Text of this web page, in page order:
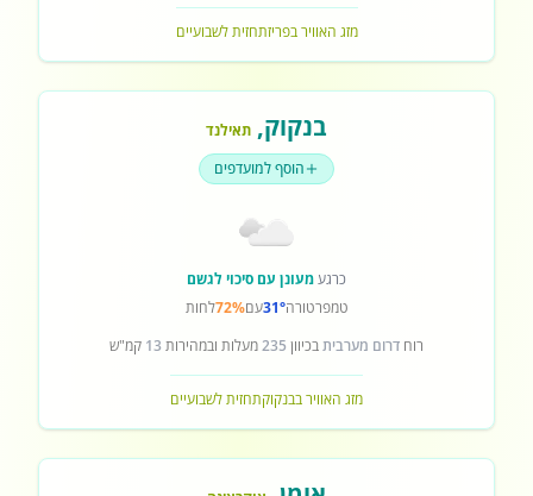
מזג האוויר בפריזתחזית לשבועיים
בנקוק, תאילנד
הוסף למועדפים
כרגעמעונן עם סיכוי לגשם
טמפרטורה31°עם72%לחות
רוח דרום מערביתבכיוון 235מעלות ובמהירות 13 קמ"ש
מזג האוויר בבנקוקתחזית לשבועיים